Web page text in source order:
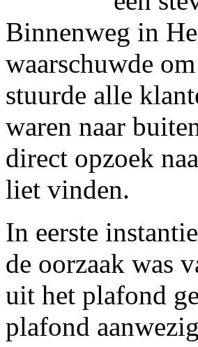
Binnenweg in
waarschuwde
stuurde alle
waren naar
direct opzoek
liet vinden.
In eerste
de oorzaak was
uit het plafond
plafond